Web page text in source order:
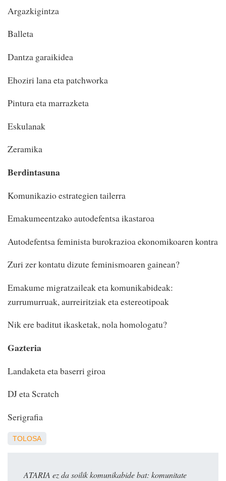
Argazkigintza
Balleta
Dantza garaikidea
Ehoziri lana eta patchworka
Pintura eta marrazketa
Eskulanak
Zeramika
Berdintasuna
Komunikazio estrategien tailerra
Emakumeentzako autodefentsa ikastaroa
Autodefentsa feminista burokrazioa ekonomikoaren kontra
Zuri zer kontatu dizute feminismoaren gainean?
Emakume migratzaileak eta komunikabideak:
zurrumurruak, aurreiritziak eta estereotipoak
Nik ere baditut ikasketak, nola homologatu?
Gazteria
Landaketa eta baserri giroa
DJ eta Scratch
Serigrafia
TOLOSA
ATARIA ez da soilik komunikabide bat: komunitate